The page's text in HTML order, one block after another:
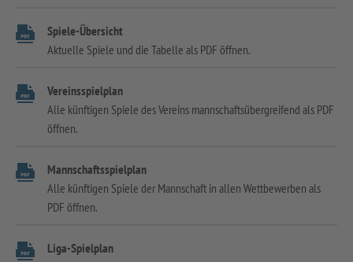
Spiele-Übersicht
Aktuelle Spiele und die Tabelle als PDF öffnen.
Vereinsspielplan
Alle künftigen Spiele des Vereins mannschaftsübergreifend als PDF
öffnen.
Mannschaftsspielplan
Alle künftigen Spiele der Mannschaft in allen Wettbewerben als
PDF öffnen.
Liga-Spielplan